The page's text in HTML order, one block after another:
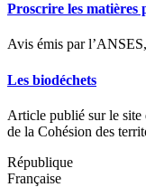
Proscrire les matières
Avis émis par
Les biodéchets
Article publié sur le site
de la Cohésion des
République
Française